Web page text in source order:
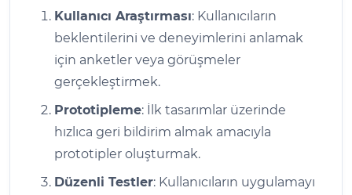
Kullanıcı Araştırması: Kullanıcıların
beklentilerini ve deneyimlerini anlamak
için anketler veya görüşmeler
gerçekleştirmek.
Prototipleme: İlk tasarımlar üzerinde
hızlıca geri bildirim almak amacıyla
prototipler oluşturmak.
Düzenli Testler: Kullanıcıların uygulamayı